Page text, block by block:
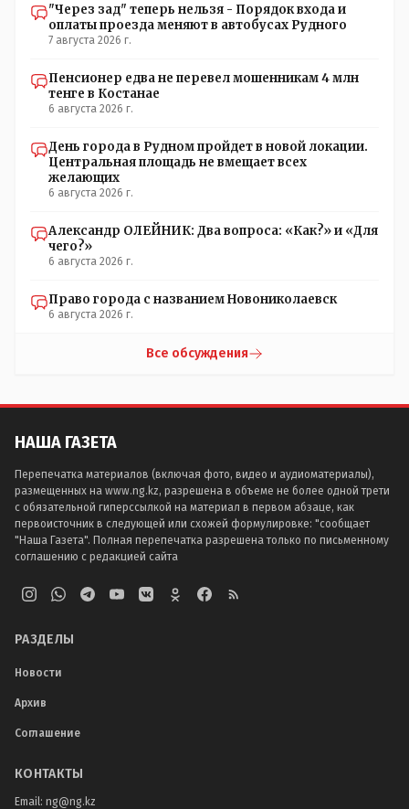
"Через зад" теперь нельзя - Порядок входа и
оплаты проезда меняют в автобусах Рудного
7 августа 2026 г.
Пенсионер едва не перевел мошенникам 4 млн
тенге в Костанае
6 августа 2026 г.
День города в Рудном пройдет в новой локации.
Центральная площадь не вмещает всех
желающих
6 августа 2026 г.
Александр ОЛЕЙНИК: Два вопроса: «Как?» и «Для
чего?»
6 августа 2026 г.
Право города с названием Новониколаевск
6 августа 2026 г.
Все обсуждения
НАША ГАЗЕТА
Перепечатка материалов (включая фото, видео и аудиоматериалы),
размещенных на www.ng.kz, разрешена в объеме не более одной трети
с обязательной гиперссылкой на материал в первом абзаце, как
первоисточник в следующей или схожей формулировке: "сообщает
"Наша Газета". Полная перепечатка разрешена только по письменному
соглашению с редакцией сайта
РАЗДЕЛЫ
Новости
Архив
Соглашение
КОНТАКТЫ
Email: ng@ng.kz